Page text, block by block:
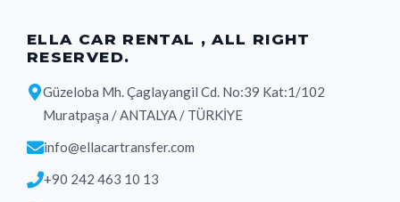
ELLA CAR RENTAL , ALL RIGHT
RESERVED.
Güzeloba Mh. Çaglayangil Cd. No:39 Kat:1/102
Muratpaşa / ANTALYA / TÜRKİYE
info@ellacartransfer.com
+90 242 463 10 13